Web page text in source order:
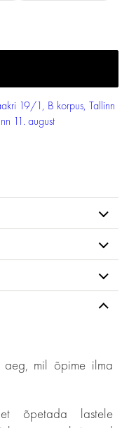
19/1, B korpus, Tallinn
11. august
mil õpime ilma
õpetada lastele